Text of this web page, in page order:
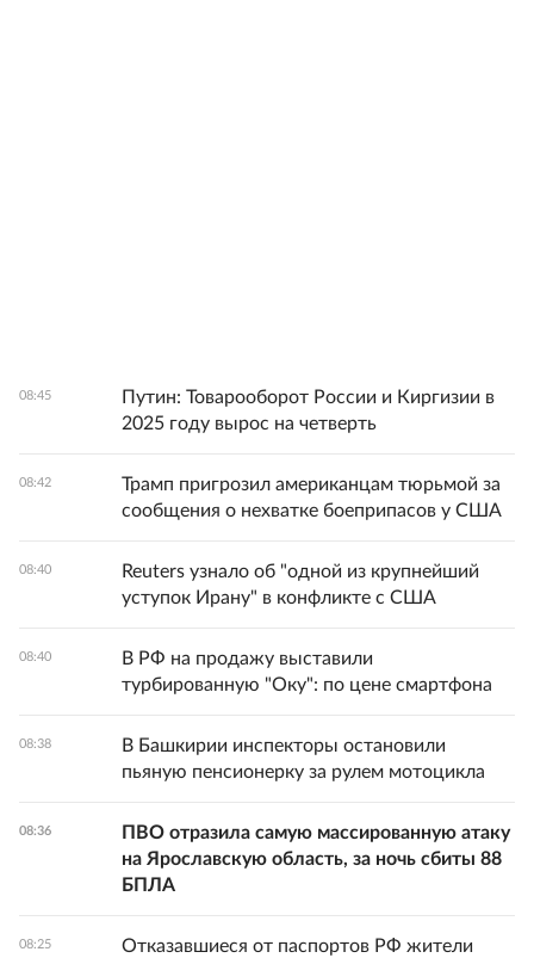
08:45
Путин: Товарооборот России и Киргизии в
2025 году вырос на четверть
08:42
Трамп пригрозил американцам тюрьмой за
сообщения о нехватке боеприпасов у США
08:40
Reuters узнало об "одной из крупнейший
уступок Ирану" в конфликте с США
08:40
В РФ на продажу выставили
турбированную "Оку": по цене смартфона
08:38
В Башкирии инспекторы остановили
пьяную пенсионерку за рулем мотоцикла
08:36
ПВО отразила самую массированную атаку
на Ярославскую область, за ночь сбиты 88
БПЛА
08:25
Отказавшиеся от паспортов РФ жители